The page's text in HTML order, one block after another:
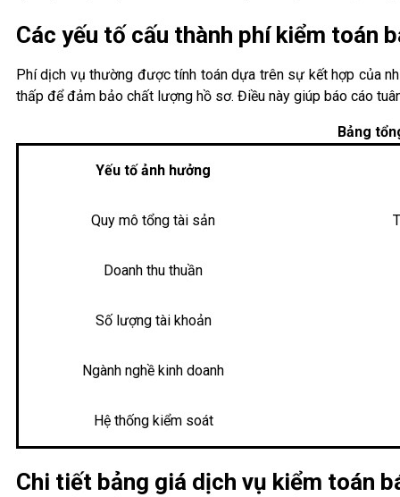
Các yếu tố cấu thành phí kiểm toán
Phí dịch vụ thường được tính toán dựa trên sự kết hợp của
thấp để đảm bảo chất lượng hồ sơ. Điều này giúp báo cáo
Bảng
Yếu tố ảnh hưởng
Quy mô tổng tài sản
Doanh thu thuần
Số lượng tài khoản
Ngành nghề kinh doanh
Hệ thống kiểm soát
Chi tiết bảng giá dịch vụ kiểm toán